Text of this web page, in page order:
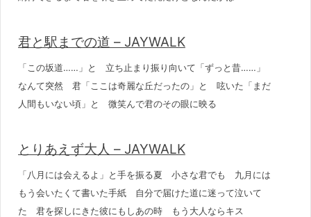
君と駅までの道 – JAYWALK
「この坂道……」と 立ち止まり振り向いて「ずっと昔……」
なんて突然 君「ここは奇麗な丘だったの」と 呟いた「まだ
人間もいない頃」と 微笑んで君のその眼に映る
とりあえず大人 – JAYWALK
「八月には会えるよ」と手を振る夏 小さな君でも 九月には
もう会いたくて書いた手紙 自分で届けた道に迷って泣いて
た 君を探しにきた彼にもしあの時 もう大人ならキス